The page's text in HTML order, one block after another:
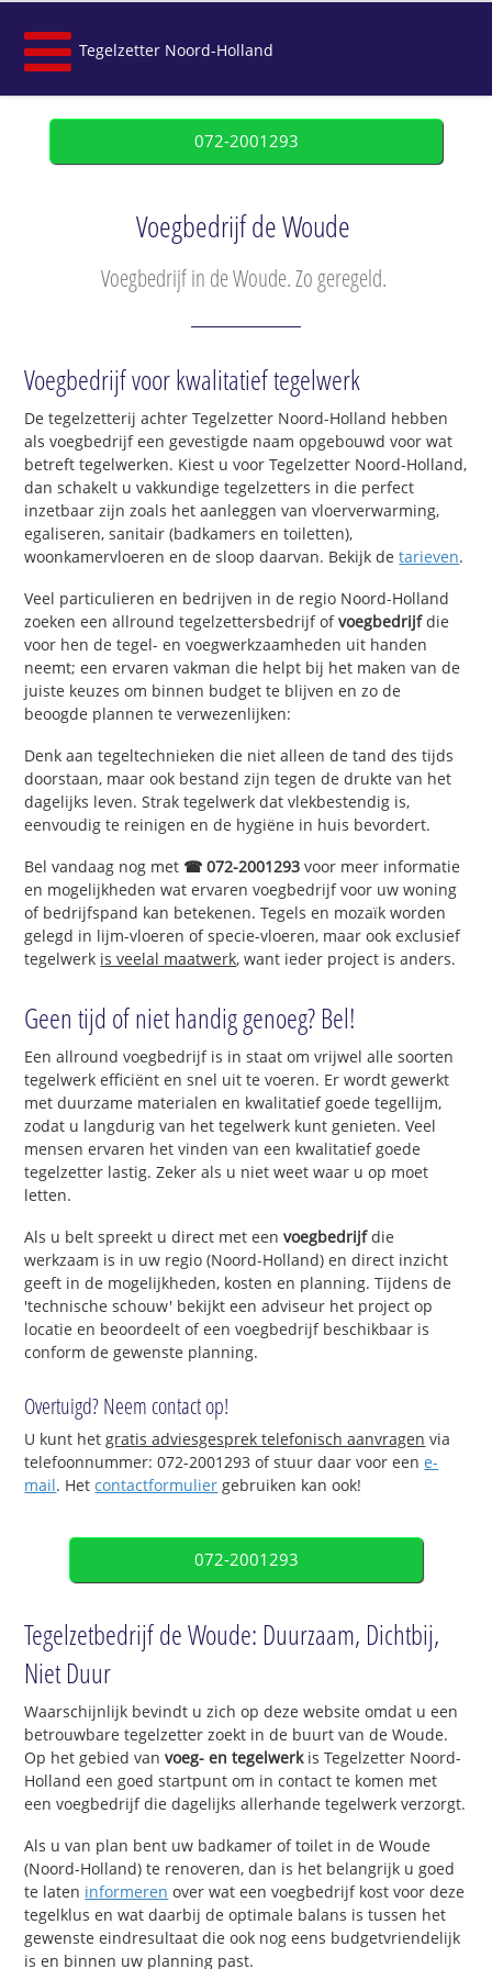
Tegelzetter Noord-Holland
072-2001293
Voegbedrijf de Woude
Voegbedrijf in de Woude. Zo geregeld.
Voegbedrijf voor kwalitatief tegelwerk
De tegelzetterij achter Tegelzetter Noord-Holland hebben
als voegbedrijf een gevestigde naam opgebouwd voor wat
betreft tegelwerken. Kiest u voor Tegelzetter Noord-Holland,
dan schakelt u vakkundige tegelzetters in die perfect
inzetbaar zijn zoals het aanleggen van vloerverwarming,
egaliseren, sanitair (badkamers en toiletten),
woonkamervloeren en de sloop daarvan. Bekijk detarieven.
Veel particulieren en bedrijven in de regio Noord-Holland
zoeken een allround tegelzettersbedrijf ofvoegbedrijfdie
voor hen de tegel- en voegwerkzaamheden uit handen
neemt; een ervaren vakman die helpt bij het maken van de
juiste keuzes om binnen budget te blijven en zo de
beoogde plannen te verwezenlijken:
Denk aan tegeltechnieken die niet alleen de tand des tijds
doorstaan, maar ook bestand zijn tegen de drukte van het
dagelijks leven. Strak tegelwerk dat vlekbestendig is,
eenvoudig te reinigen en de hygiëne in huis bevordert.
Bel vandaag nog met ☎ 072-2001293 voor meer informatie
en mogelijkheden wat ervaren voegbedrijf voor uw woning
of bedrijfspand kan betekenen. Tegels en mozaïk worden
gelegd in lijm-vloeren of specie-vloeren, maar ook exclusief
tegelwerk is veelal maatwerk, want ieder project is anders.
Geen tijd of niet handig genoeg? Bel!
Een allround voegbedrijf is in staat om vrijwel alle soorten
tegelwerk efficiënt en snel uit te voeren. Er wordt gewerkt
met duurzame materialen en kwalitatief goede tegellijm,
zodat u langdurig van het tegelwerk kunt genieten. Veel
mensen ervaren het vinden van een kwalitatief goede
tegelzetter lastig. Zeker als u niet weet waar u op moet
letten.
Als u belt spreekt u direct met eenvoegbedrijfdie
werkzaam is in uw regio (Noord-Holland) en direct inzicht
geeft in de mogelijkheden, kosten en planning. Tijdens de
'technische schouw' bekijkt een adviseur het project op
locatie en beoordeelt of een voegbedrijf beschikbaar is
conform de gewenste planning.
Overtuigd? Neem contact op!
U kunt hetgratis adviesgesprek telefonisch aanvragen via
telefoonnummer: 072-2001293 of stuur daar voor eene-
mail. Hetcontactformulier gebruiken kan ook!
072-2001293
Tegelzetbedrijf de Woude: Duurzaam, Dichtbij,
Niet Duur
Waarschijnlijk bevindt u zich op deze website omdat u een
betrouwbare tegelzetter zoekt in de buurt van de Woude.
Op het gebied van voeg- en tegelwerkis Tegelzetter Noord-
Holland een goed startpunt om in contact te komen met
een voegbedrijf die dagelijks allerhande tegelwerk verzorgt.
Als u van plan bent uw badkamer of toilet in de Woude
(Noord-Holland) te renoveren, dan is het belangrijk u goed
te laten informeren over wat een voegbedrijf kost voor deze
tegelklus en wat daarbij de optimale balans is tussen het
gewenste eindresultaat die ook nog eens budgetvriendelijk
is en binnen uw planning past.